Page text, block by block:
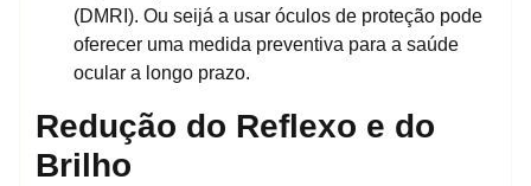
(DMRI). Ou seijá a usar óculos de proteção pode
oferecer uma medida preventiva para a saúde
ocular a longo prazo.
Redução do Reflexo e do
Brilho